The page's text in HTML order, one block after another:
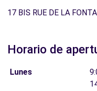
17 BIS RUE DE LA
Horario de
Lunes